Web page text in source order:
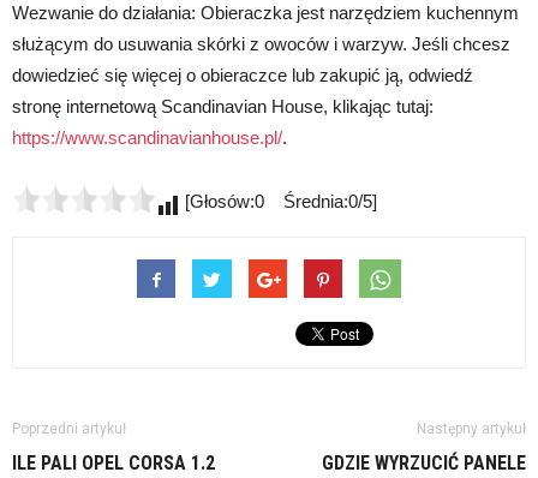
Wezwanie do działania: Obieraczka jest narzędziem kuchennym
służącym do usuwania skórki z owoców i warzyw. Jeśli chcesz
dowiedzieć się więcej o obieraczce lub zakupić ją, odwiedź
stronę internetową Scandinavian House, klikając tutaj:
https://www.scandinavianhouse.pl/.
[Głosów:0 Średnia:0/5]
Poprzedni artykuł
ILE PALI OPEL CORSA 1.2
Następny artykuł
GDZIE WYRZUCIĆ PANELE